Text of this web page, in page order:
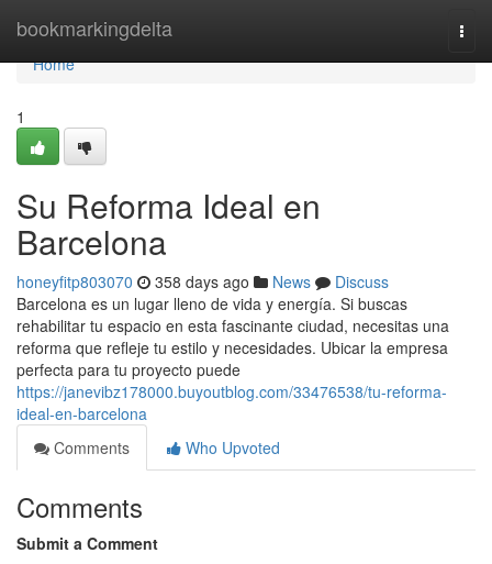
bookmarkingdelta
Home
Home
1
Su Reforma Ideal en
Barcelona
honeyfitp803070 358 days ago News
Discuss
Barcelona es un lugar lleno de vida y energía. Si buscas
rehabilitar tu espacio en esta fascinante ciudad, necesitas una
reforma que refleje tu estilo y necesidades. Ubicar la empresa
perfecta para tu proyecto puede
https://janevibz178000.buyoutblog.com/33476538/tu-reforma-
ideal-en-barcelona
Comments
Who Upvoted
Comments
Submit a Comment